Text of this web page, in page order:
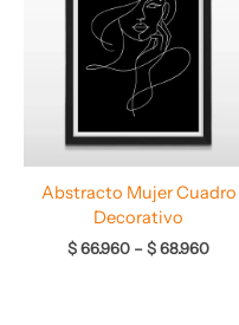
Abstracto Mujer Cuadro
Decorativo
$66.960 –$68.960